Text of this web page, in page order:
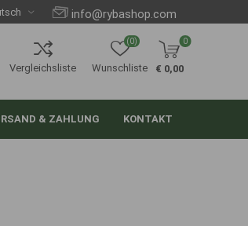
info@rybashop.com
Vergleichsliste Wunschliste
(0) 0
€ 0,00
& ZAHLUNG KONTAKT